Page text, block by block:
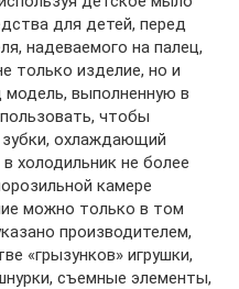
для детей, перед
надеваемого на палец,
только изделие, но и
выполненную в
чтобы
охлаждающий
холодильник не более
камере
можно только в том
производителем,
«грызунков» игрушки,
съемные элементы,